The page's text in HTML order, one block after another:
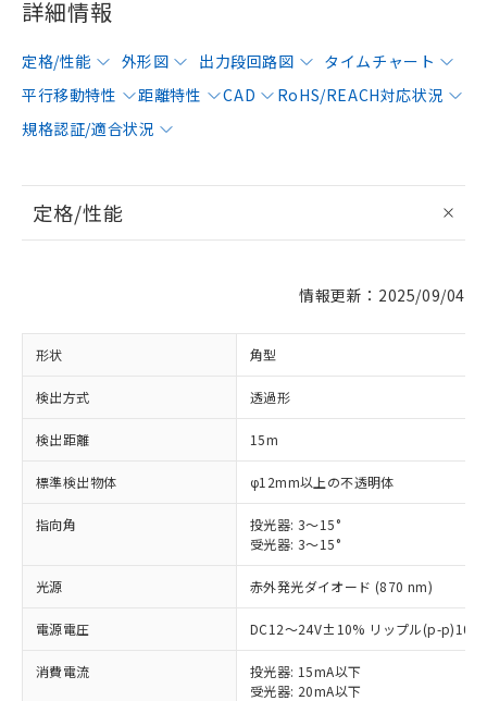
詳細情報
定格/性能 外形図 出力段回路図
タイムチャート
平行移動特性
距離特性 CAD
RoHS/REACH対応状況
規格認証/適合状況
定格/性能
情報更新：2025/09/04
形状 角型
検出方式 透過形
検出距離 15m
標準検出物体 φ12mm以上の不透明体
指向角
投光器: 3～15°
受光器: 3～15°
光源 赤外発光ダイオード (870 nm)
電源電圧 DC12～24V±10% リップル(p-p)10%
消費電流
投光器: 15mA以下
受光器: 20mA以下